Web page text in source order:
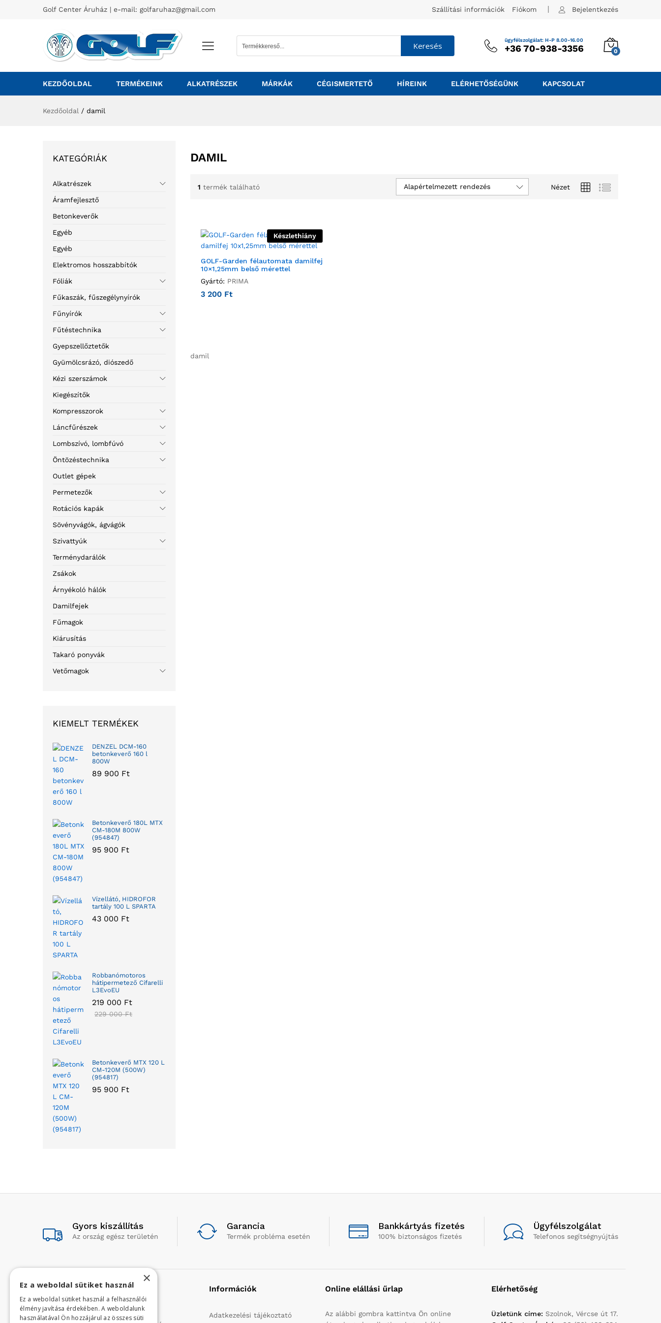
Golf Center Áruház | e-mail: golfaruhaz@gmail.com Szállítási információk Fiókom Bejelentkezés
Keresés
ügyfélszolgálat: H-P 8.00-16.00
+36 70-938-3356 0
KEZDŐOLDAL TERMÉKEINK ALKATRÉSZEK MÁRKÁK CÉGISMERTETŐ HÍREINK ELÉRHETŐSÉGÜNK KAPCSOLAT
Kezdőoldal / damil
DAMIL
1 termék található Nézet
Alapértelmezett rendezés
Készlethiány
GOLF-Garden félautomata damilfej
10×1,25mm belső mérettel
Gyártó: PRIMA
3 200 Ft
damil
KATEGÓRIÁK
Alkatrészek
Áramfejlesztő
Betonkeverők
Egyéb
Egyéb
Elektromos hosszabbítók
Fóliák
Fűkaszák, fűszegélynyírók
Fűnyírók
Fűtéstechnika
Gyepszellőztetők
Gyümölcsrázó, diószedő
Kézi szerszámok
Kiegészítők
Kompresszorok
Láncfűrészek
Lombszívó, lombfúvó
Öntözéstechnika
Outlet gépek
Permetezők
Rotációs kapák
Sövényvágók, ágvágók
Szivattyúk
Terménydarálók
Zsákok
Árnyékoló hálók
Damilfejek
Fűmagok
Kiárusítás
Takaró ponyvák
Vetőmagok
KIEMELT TERMÉKEK
DENZEL DCM-160
betonkeverő 160 l
800W
89 900 Ft
Betonkeverő 180L MTX
CM-180M 800W
(954847)
95 900 Ft
Vízellátó, HIDROFOR
tartály 100 L SPARTA
43 000 Ft
Robbanómotoros
hátipermetező Cifarelli
L3EvoEU
219 000 Ft
229 000Ft
Betonkeverő MTX 120 L
CM-120M (500W)
(954817)
95 900 Ft
Gyors kiszállítás
Az ország egész területén
Garancia
Termék probléma esetén
Bankkártyás fizetés
100% biztonságos fizetés
Ügyfélszolgálat
Telefonos segítségnyújtás
Rólunk
Profilunk a mezőgazdasági, kerti
Információk
Adatkezelési tájékoztató
Online elállási űrlap
Az alábbi gombra kattintva Ön online
Elérhetőség
Üzletünk címe: Szolnok, Vércse út 17.
×
Ez a weboldal sütiket használ
Ez a weboldal sütiket használ a felhasználói
élmény javítása érdekében. A weboldalunk
használatával Ön hozzájárul az összes süti